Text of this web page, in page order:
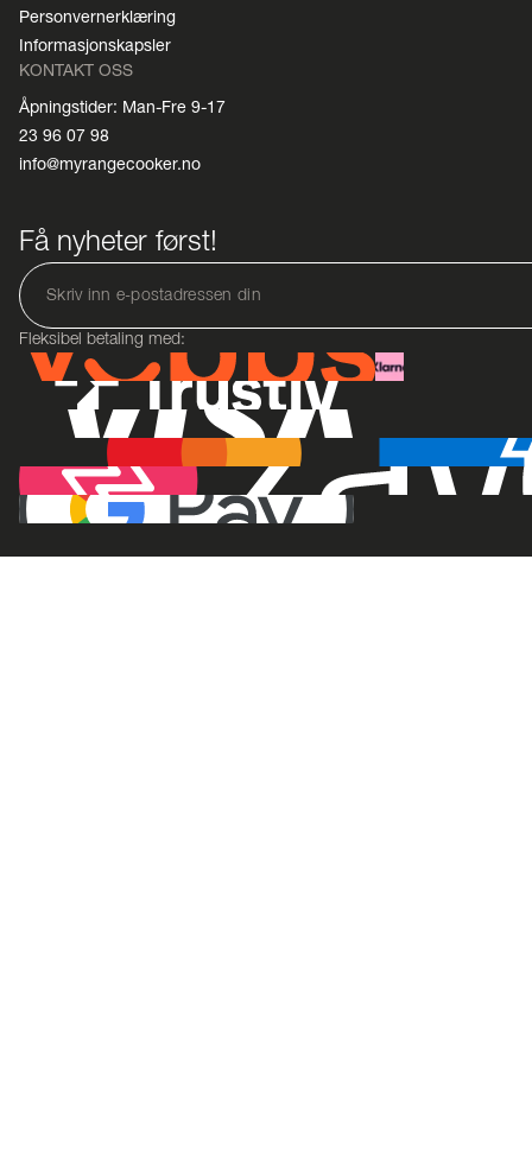
Personvernerklæring
Informasjonskapsler
KONTAKT OSS
Åpningstider: Man-Fre 9-17
23 96 07 98
info@myrangecooker.no
Få nyheter først!
Fleksibel betaling med: